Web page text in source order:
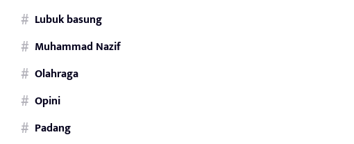
Lubuk basung
Muhammad Nazif
Olahraga
Opini
Padang